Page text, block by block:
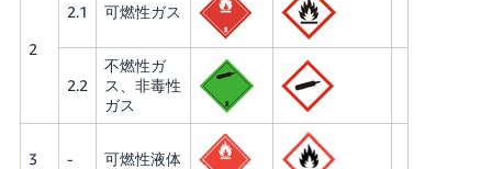
2
2.1 可燃性ガス
2.2
不燃性ガ
ス、非毒性
ガス
3 - 可燃性液体